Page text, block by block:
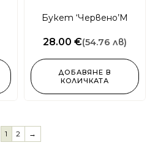
Букет ‘Червено’М
28.00 €(54.76 лв)
ДОБАВЯНЕ В
КОЛИЧКАТА
1 2 →